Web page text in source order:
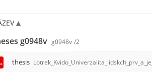
g0948v g0948v /2
thesis